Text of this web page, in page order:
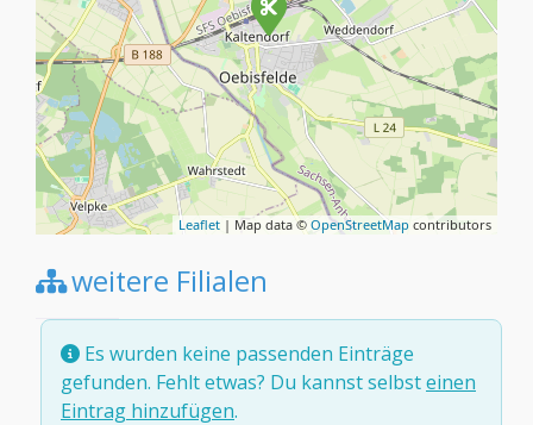
Leaflet | Map data © OpenStreetMap contributors
weitere Filialen
Es wurden keine passenden Einträge
gefunden. Fehlt etwas? Du kannst selbsteinen
Eintrag hinzufügen.